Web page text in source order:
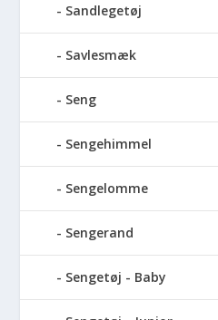
Sandlegetøj
Savlesmæk
Seng
Sengehimmel
Sengelomme
Sengerand
Sengetøj - Baby